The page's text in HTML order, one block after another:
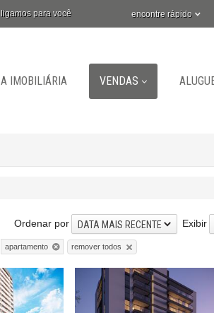
ligamos para você encontre rápido
A IMOBILIÁRIA VENDAS
Exibir
Ordenar por DATA MAIS RECENTE
apartamento remover todos